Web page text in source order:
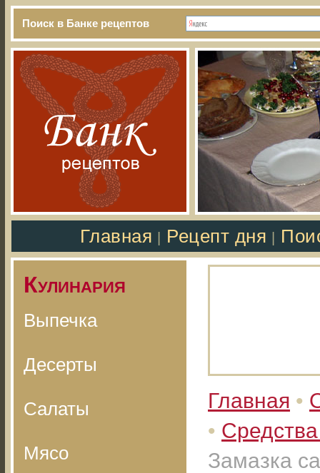
Поиск в Банке рецептов
Главная Рецепт дня
Кулинария
Выпечка
Десерты
Салаты
Мясо
Главная •
•
Замазка